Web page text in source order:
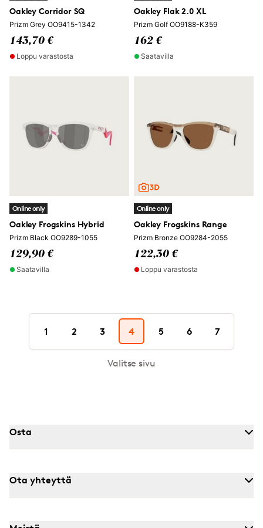
Oakley Corridor SQ
Prizm Grey OO9415-1342
143,70 €
Loppu varastosta
Oakley Flak 2.0 XL
Prizm Golf OO9188-K359
162 €
Saatavilla
Online only
Oakley Frogskins Hybrid
Prizm Black OO9289-1055
129,90 €
Saatavilla
Online only
Oakley Frogskins Range
Prizm Bronze OO9284-2055
122,30 €
Loppu varastosta
1 2 3 4 5 6 7
Valitse sivu
Osta
Ota yhteyttä